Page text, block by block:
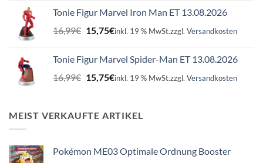
16,99€15,75€.
Tonie Figur Marvel Iron Man ET 13.08.2026
16,99€ Ursprünglicher
Preis
16,99€
15,75€Aktueller
15,75€.
inkl. 19 % MwSt.zzgl. Versandkosten
Tonie Figur Marvel Spider-Man ET 13.08.2026
16,99€ Ursprünglicher
Preis
16,99€
15,75€Aktueller
15,75€.
inkl. 19 % MwSt.zzgl. Versandkosten
MEIST VERKAUFTE ARTIKEL
Pokémon ME03 Optimale Ordnung Booster